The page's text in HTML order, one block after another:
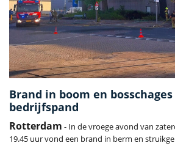
Brand in boom en
bedrijfspand
Rotterdam - In de vroege avond van
19.45 uur vond een brand in berm en